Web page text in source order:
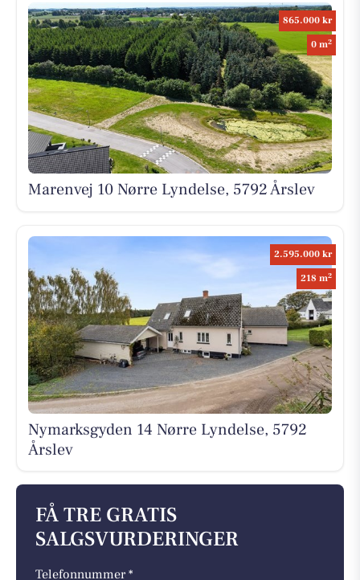
865.000 kr
0 m2
Marenvej 10 Nørre Lyndelse, 5792 Årslev
2.595.000 kr
218 m2
Nymarksgyden 14 Nørre Lyndelse, 5792
Årslev
FÅ TRE GRATIS
SALGSVURDERINGER
Telefonnummer *